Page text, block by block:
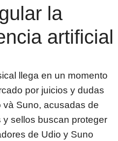
la
artificial
llega en un momento
por juicios y dudas
và Suno, acusadas de
y sellos buscan proteger
de Udio y Suno